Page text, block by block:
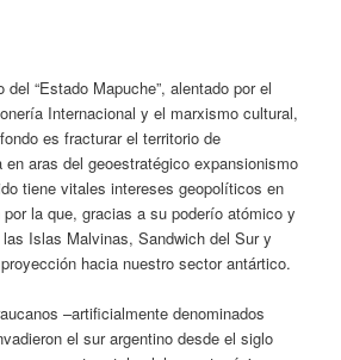
“Estado Mapuche”, alentado por el
Internacional y el marxismo cultural,
es fracturar el territorio de
en aras del geoestratégico expansionismo
tiene vitales intereses geopolíticos en
la que, gracias a su poderío atómico y
Islas Malvinas, Sandwich del Sur y
hacia nuestro sector antártico.
–artificialmente denominados
el sur argentino desde el siglo